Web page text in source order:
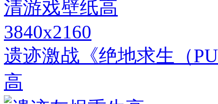
3840x2160
遗迹激战《绝地求生（
高